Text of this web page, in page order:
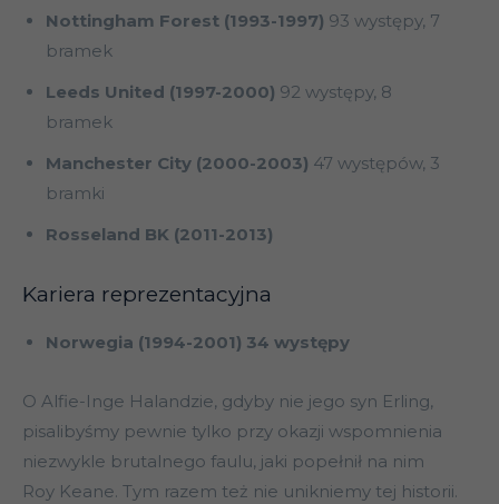
Nottingham Forest (1993-1997) 93 występy, 7
bramek
Leeds United (1997-2000) 92 występy, 8
bramek
Manchester City (2000-2003) 47 występów, 3
bramki
Rosseland BK (2011-2013)
Kariera reprezentacyjna
Norwegia (1994-2001) 34 występy
O Alfie-Inge Halandzie, gdyby nie jego syn Erling,
pisalibyśmy pewnie tylko przy okazji wspomnienia
niezwykle brutalnego faulu, jaki popełnił na nim
Roy Keane. Tym razem też nie unikniemy tej historii.